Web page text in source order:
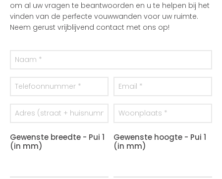
om al uw vragen te beantwoorden en u te helpen bij het
vinden van de perfecte vouwwanden voor uw ruimte.
Neem gerust vrijblijvend contact met ons op!
Gewenste breedte - Pui 1
(in mm)
Gewenste hoogte - Pui 1
(in mm)